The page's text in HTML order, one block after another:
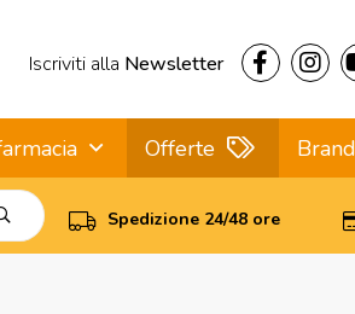
Iscriviti alla Newsletter
Offerte Brand
Spedizione 24/48 ore